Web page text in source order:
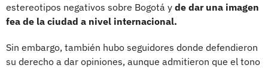
estereotipos negativos sobre Bogotá y de dar una imagen
fea de la ciudad a nivel internacional.
Sin embargo, también hubo seguidores donde defendieron
su derecho a dar opiniones, aunque admitieron que el tono